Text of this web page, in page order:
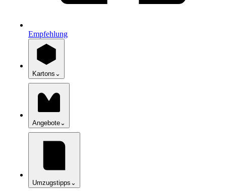
Empfehlung
Kartons ⌄
Angebote⌄
Umzugstipps ⌄